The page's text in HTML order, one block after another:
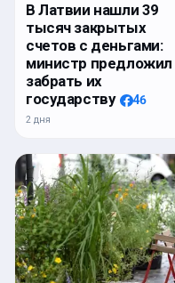
В Латвии нашли 39
тысяч закрытых
счетов с деньгами:
министр предложил
забрать их
государству
46
2 дня